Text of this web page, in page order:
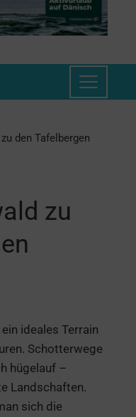
den Tafelbergen
zu
ideales Terrain
Schotterwege
hügelauf –
Landschaften.
sich die